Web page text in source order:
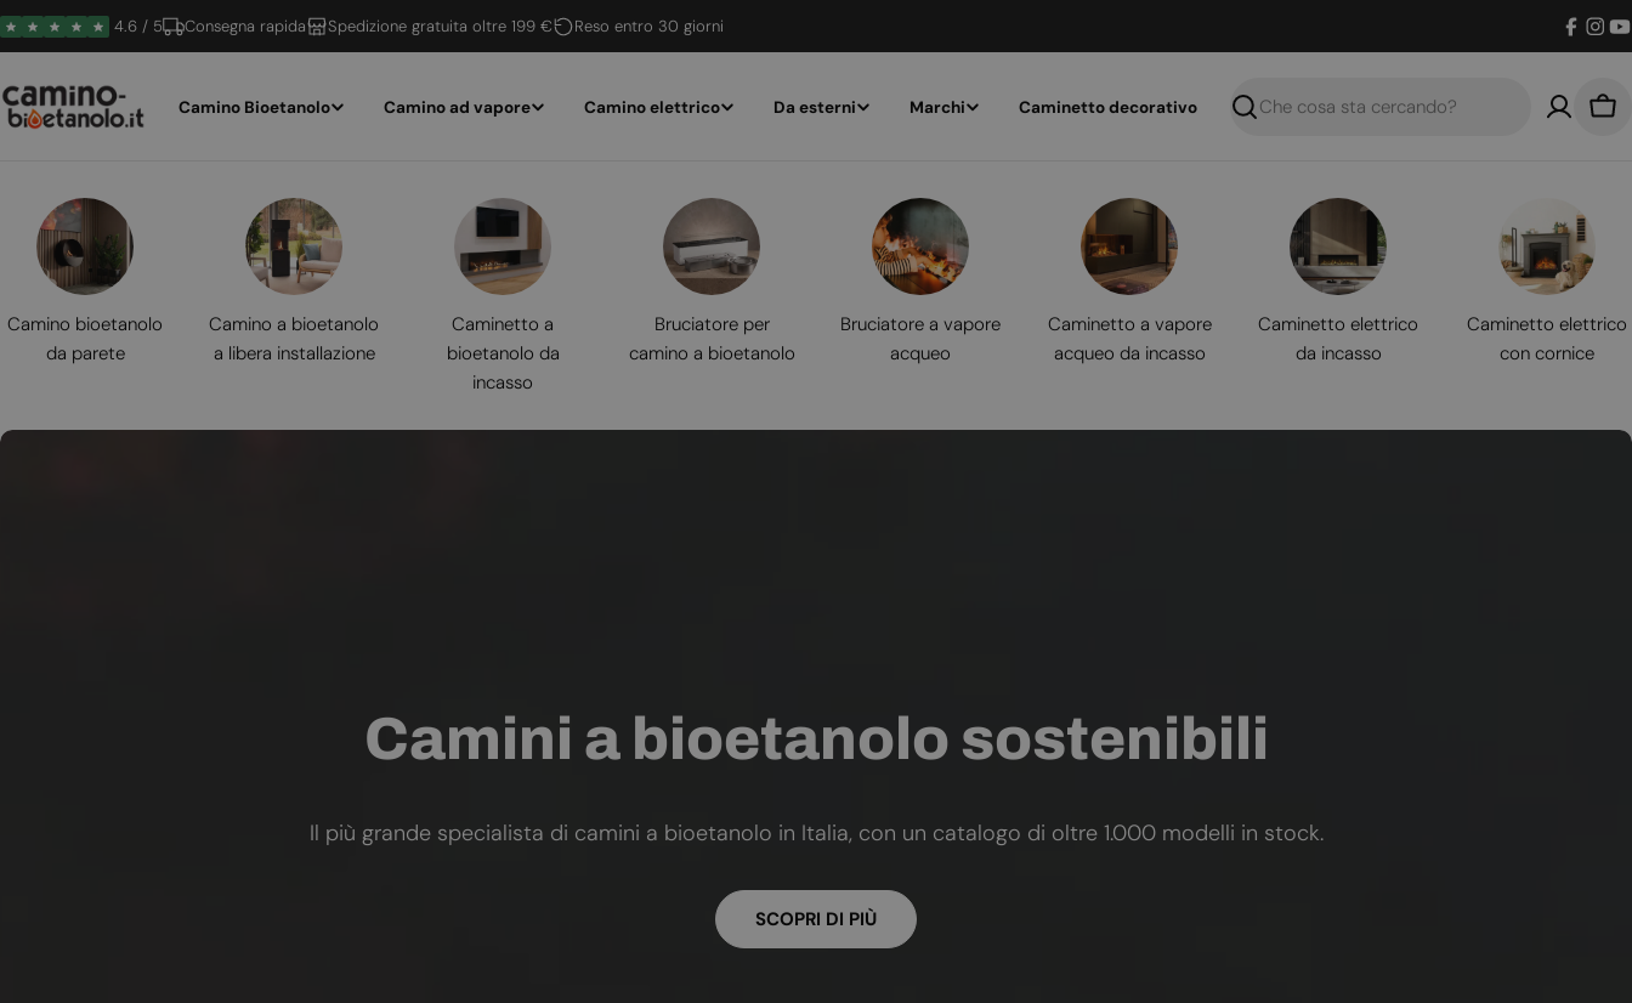
Vai
al
4.6 / 5 Consegna rapida Spedizione gratuita oltre 199 € Reso entro 30 giorni
Camino Bioetanolo Camino ad vapore Camino elettrico Da esterni Marchi Caminetto decorativo
Ricerca
Camino bioetanolo
da parete
Camino a bioetanolo
a libera installazione
Caminetto a
bioetanolo da
incasso
Bruciatore per
camino a bioetanolo
Bruciatore a vapore
acqueo
Caminetto a vapore
acqueo da incasso
Caminetto elettrico
da incasso
Caminetto elettrico
con cornice
Camini a bioetanolo sostenibili
Il più grande specialista di camini a bioetanolo in Italia, con un catalogo di oltre 1.000 modelli in stock.
SCOPRI DI PIÙ